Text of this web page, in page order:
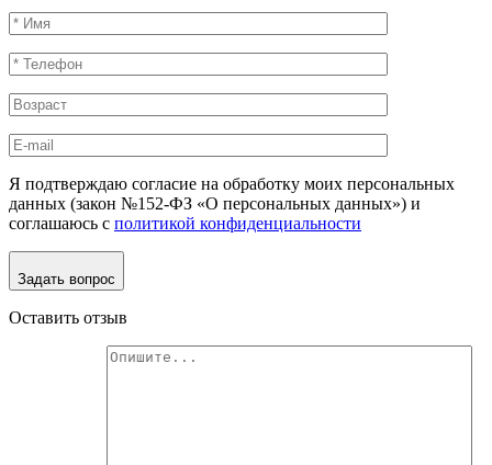
Я подтверждаю согласие на обработку моих персональных
данных (закон №152-ФЗ «О персональных данных») и
соглашаюсь с политикой конфиденциальности
Задать вопрос
Оставить отзыв